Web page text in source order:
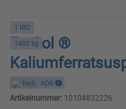
1 IBC
1400 kg
FerSol ®
Tech ADR
Artikelnummer: 10104832226